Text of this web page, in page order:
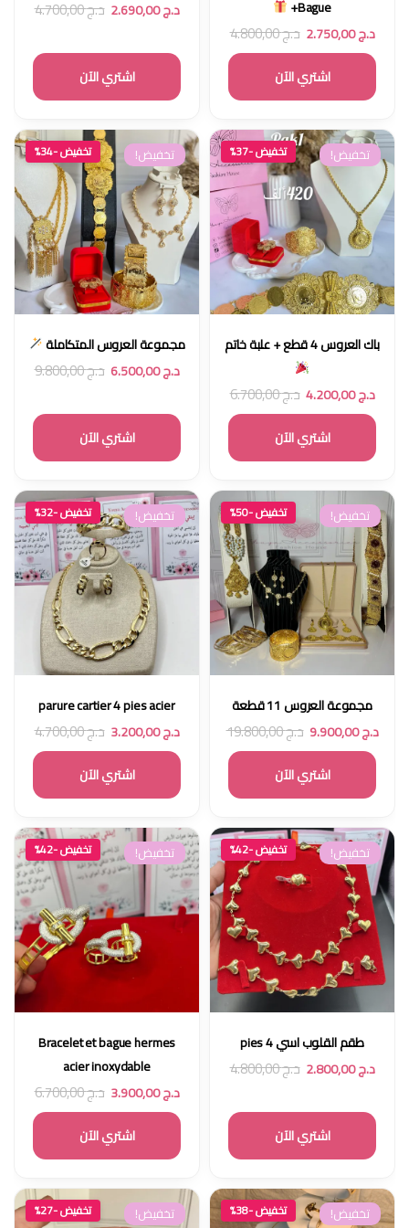
+Bague
د.ج2.750,00 د.ج4.800,00
اشتري الآن
د.ج2.690,00 د.ج4.700,00
اشتري الآن
تخفيض! تخفيض -37%
باك العروس 4 قطع + علبة خاتم
د.ج4.200,00 د.ج6.700,00
اشتري الآن
تخفيض! تخفيض -34%
مجموعة العروس المتكاملة
د.ج6.500,00 د.ج9.800,00
اشتري الآن
تخفيض! تخفيض -50%
مجموعة العروس 11 قطعة
د.ج9.900,00 د.ج19.800,00
اشتري الآن
تخفيض! تخفيض -32%
parure cartier 4 pies acier
د.ج3.200,00 د.ج4.700,00
اشتري الآن
تخفيض! تخفيض -42%
طقم القلوب اسي 4 pies
د.ج2.800,00 د.ج4.800,00
اشتري الآن
تخفيض! تخفيض -42%
Bracelet et bague hermes
acier inoxydable
د.ج3.900,00 د.ج6.700,00
اشتري الآن
تخفيض! تخفيض -38% تخفيض! تخفيض -27%